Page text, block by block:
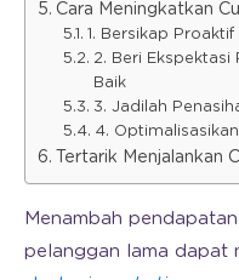
Cara Meningkatkan
1. Bersikap Proaktif
2. Beri
Baik
3. Jadilah
4.
Tertarik Menjalankan
Menambah
pelanggan lama dapat